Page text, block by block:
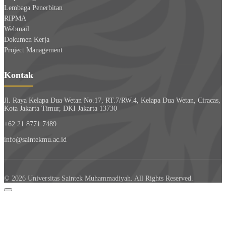
Lembaga Penerbitan
RIPMA
Webmail
Dokumen Kerja
Project Management
Kontak
Jl. Raya Kelapa Dua Wetan No.17, RT.7/RW.4, Kelapa Dua Wetan, Ciracas,
Kota Jakarta Timur, DKI Jakarta 13730
+62 21 8771 7489
info@saintekmu.ac.id
© 2026 Universitas Saintek Muhammadiyah. All Rights Reserved.